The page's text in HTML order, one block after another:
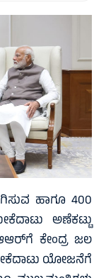
ಹಾಗೂ 400
ಅಣೆಕಟ್ಟು
ಕೇಂದ್ರ ಜಲ
ಯೋಜನೆಗೆ